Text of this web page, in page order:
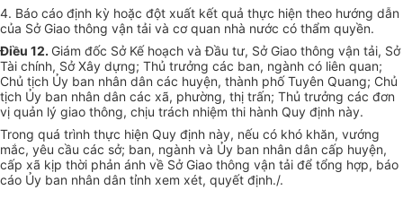
4. Báo cáo định kỳ hoặc đột xuất kết quả thực hiện theo hướng dẫn
của Sở Giao thông vận tải và cơ quan nhà nước có thẩm quyền.
Điều 12. Giám đốc Sở Kế hoạch và Đầu tư, Sở Giao thông vận tải, Sở
Tài chính, Sở Xây dựng; Thủ trưởng các ban, ngành có liên quan;
Chủ tịch Ủy ban nhân dân các huyện, thành phố Tuyên Quang; Chủ
tịch Ủy ban nhân dân các xã, phường, thị trấn; Thủ trưởng các đơn
vị quản lý giao thông, chịu trách nhiệm thi hành Quy định này.
Trong quá trình thực hiện Quy định này, nếu có khó khăn, vướng
mắc, yêu cầu các sở; ban, ngành và Ủy ban nhân dân cấp huyện,
cấp xã kịp thời phản ánh về Sở Giao thông vận tải để tổng hợp, báo
cáo Ủy ban nhân dân tỉnh xem xét, quyết định./.